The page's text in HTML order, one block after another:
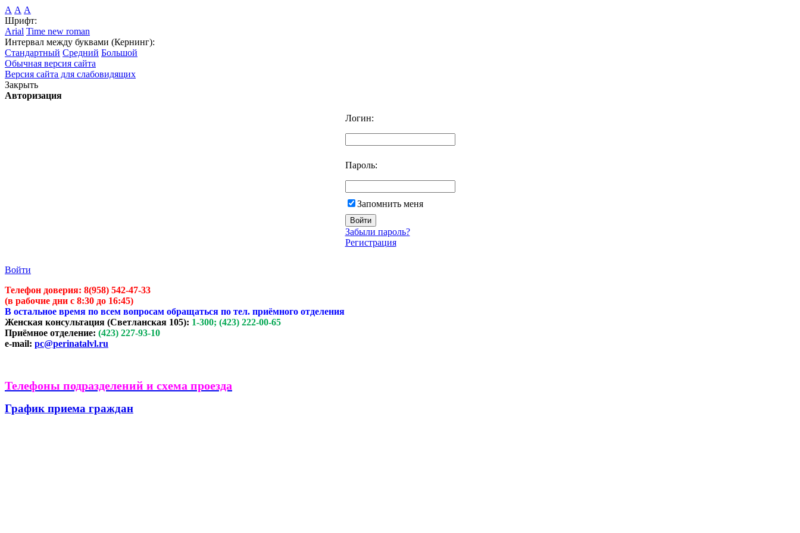
А А А
Шрифт:
Arial Time new roman
Интервал между буквами (Кернинг):
Стандартный Средний Большой
Обычная версия сайта
Версия сайта для слабовидящих
Закрыть
Авторизация
Логин:
Пароль:
Запомнить меня
Забыли пароль?
Регистрация
Войти
Телефон доверия: 8(958) 542-47-33
(в рабочие дни с 8:30 до 16:45)
В остальное время по всем вопросам обращаться по тел. приёмного отделения
Женская консультация (Светланская 105): 1-300; (423) 222-00-65
Приёмное отделение: (423) 227-93-10
e-mail: pc@perinatalvl.ru
Телефоны подразделений и схема проезда
График приема граждан